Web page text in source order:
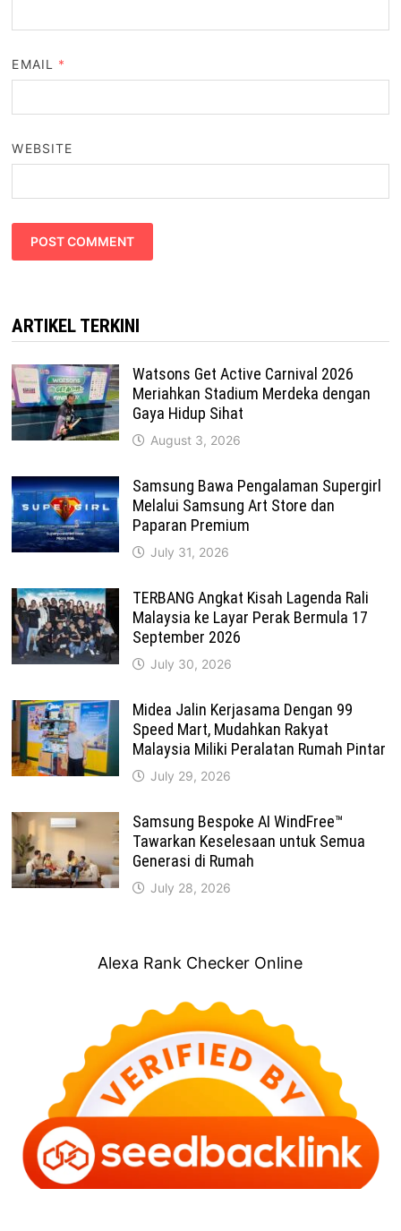
EMAIL *
WEBSITE
ARTIKEL TERKINI
Watsons Get Active Carnival 2026
Meriahkan Stadium Merdeka dengan
Gaya Hidup Sihat
August 3, 2026
Samsung Bawa Pengalaman Supergirl
Melalui Samsung Art Store dan
Paparan Premium
July 31, 2026
TERBANG Angkat Kisah Lagenda Rali
Malaysia ke Layar Perak Bermula 17
September 2026
July 30, 2026
Midea Jalin Kerjasama Dengan 99
Speed Mart, Mudahkan Rakyat
Malaysia Miliki Peralatan Rumah Pintar
July 29, 2026
Samsung Bespoke AI WindFree™
Tawarkan Keselesaan untuk Semua
Generasi di Rumah
July 28, 2026
Alexa Rank Checker Online